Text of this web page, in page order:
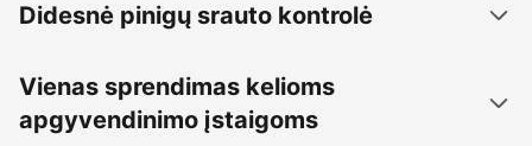
Didesnė pinigų srauto kontrolė
Vienas sprendimas kelioms
apgyvendinimo įstaigoms